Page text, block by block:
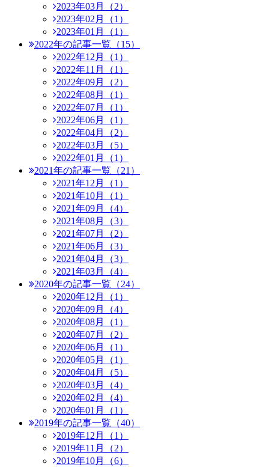
2023年03月（2）
2023年02月（1）
2023年01月（1）
2022年の記事一覧（15）
2022年12月（1）
2022年11月（1）
2022年09月（2）
2022年08月（1）
2022年07月（1）
2022年06月（1）
2022年04月（2）
2022年03月（5）
2022年01月（1）
2021年の記事一覧（21）
2021年12月（1）
2021年10月（1）
2021年09月（4）
2021年08月（3）
2021年07月（2）
2021年06月（3）
2021年04月（3）
2021年03月（4）
2020年の記事一覧（24）
2020年12月（1）
2020年09月（4）
2020年08月（1）
2020年07月（2）
2020年06月（1）
2020年05月（1）
2020年04月（5）
2020年03月（4）
2020年02月（4）
2020年01月（1）
2019年の記事一覧（40）
2019年12月（1）
2019年11月（2）
2019年10月（6）